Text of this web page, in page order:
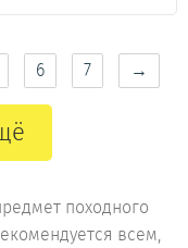
6 7 →
походного
всем,